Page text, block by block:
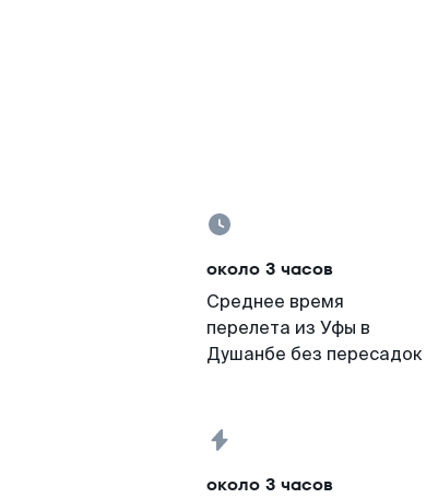
около 3 часов
Среднее время
перелета из Уфы в
Душанбе без пересадок
около 3 часов